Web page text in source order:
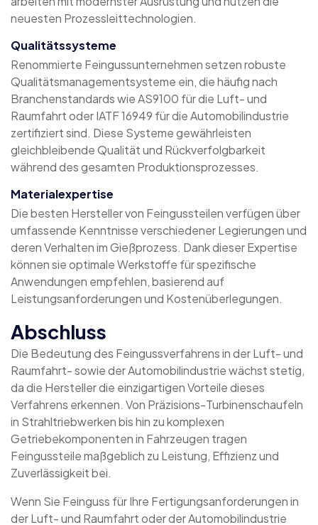
neuesten Prozessleittechnologien.
Qualitätssysteme
Renommierte Feingussunternehmen setzen robuste
Qualitätsmanagementsysteme ein, die häufig nach
Branchenstandards wie AS9100 für die Luft- und
Raumfahrt oder IATF 16949 für die Automobilindustrie
zertifiziert sind. Diese Systeme gewährleisten
gleichbleibende Qualität und Rückverfolgbarkeit
während des gesamten Produktionsprozesses.
Materialexpertise
Die besten Hersteller von Feingussteilen verfügen über
umfassende Kenntnisse verschiedener Legierungen und
deren Verhalten im Gießprozess. Dank dieser Expertise
können sie optimale Werkstoffe für spezifische
Anwendungen empfehlen, basierend auf
Leistungsanforderungen und Kostenüberlegungen.
Abschluss
Die Bedeutung des Feingussverfahrens in der Luft- und
Raumfahrt- sowie der Automobilindustrie wächst stetig,
da die Hersteller die einzigartigen Vorteile dieses
Verfahrens erkennen. Von Präzisions-Turbinenschaufeln
in Strahltriebwerken bis hin zu komplexen
Getriebekomponenten in Fahrzeugen tragen
Feingussteile maßgeblich zu Leistung, Effizienz und
Zuverlässigkeit bei.
Wenn Sie Feinguss für Ihre Fertigungsanforderungen in
der Luft- und Raumfahrt oder der Automobilindustrie